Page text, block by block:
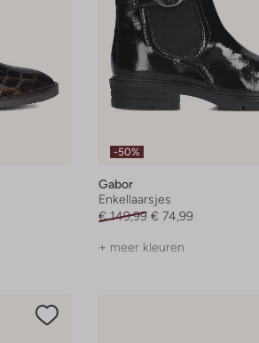
-50%
Gabor
Enkellaarsjes
€ 149,99 € 74,99
+ meer kleuren